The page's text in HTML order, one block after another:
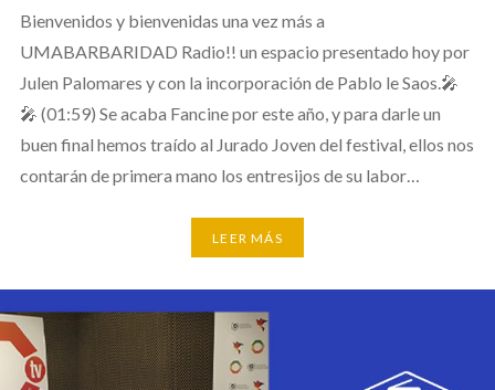
Bienvenidos y bienvenidas una vez más a
UMABARBARIDAD Radio!! un espacio presentado hoy por
Julen Palomares y con la incorporación de Pablo le Saos.🎤
🎤 (01:59) Se acaba Fancine por este año, y para darle un
buen final hemos traído al Jurado Joven del festival, ellos nos
contarán de primera mano los entresijos de su labor…
LEER MÁS